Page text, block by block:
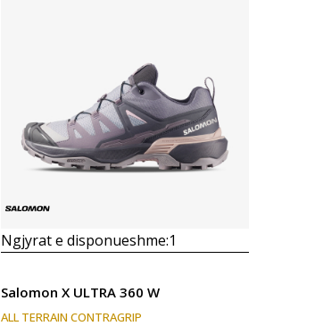
Krahasoni
Ngjyrat e disponueshme:1
Salomon X ULTRA 360 W
ALL TERRAIN CONTRAGRIP